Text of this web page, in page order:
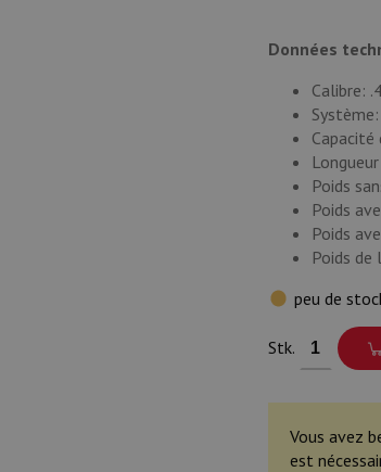
Données
Calibre:
Poids
Poids
Poids
Poids
peu de
Stk.
Vous avez
est